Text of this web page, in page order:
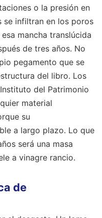
o la presión en
se infiltran en los poros
mancha translúcida
de tres años. No
pegamento que se
del libro. Los
del Patrimonio
material
su
a largo plazo. Lo que
será una masa
a vinagre rancio.
de